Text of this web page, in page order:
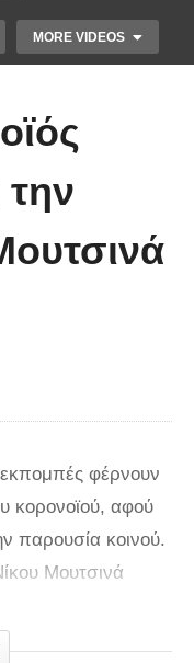
MORE VIDEOS
το
εκπομπές φέρνουν
κορονοϊού, αφού
παρουσία κοινού.
Μουτσινά
αναφέρθηκε σε